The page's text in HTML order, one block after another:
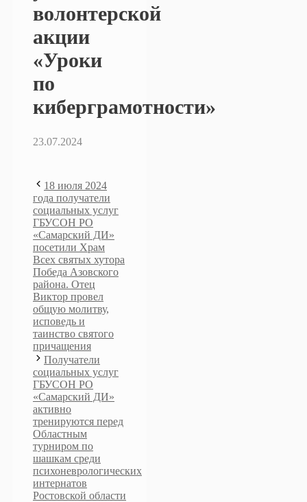
волонтерской
акции
«Уроки
по
киберграмотности»
23.07.2024
18 июля 2024
года получатели
социальных услуг
ГБУСОН РО
«Самарский ДИ»
посетили Храм
Всех святых хутора
Победа Азовского
района. Отец
Виктор провел
общую молитву,
исповедь и
таинство святого
причащения
Получатели
социальных услуг
ГБУСОН РО
«Самарский ДИ»
активно
тренируются перед
Областным
турниром по
шашкам среди
психоневрологических
интернатов
Ростовской области